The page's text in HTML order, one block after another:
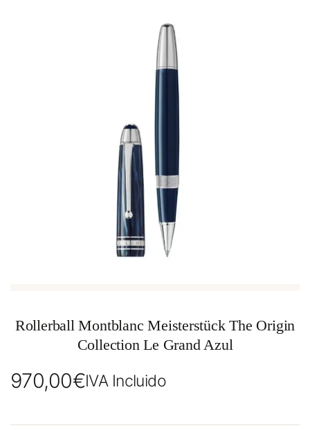
Rollerball Montblanc Meisterstück The Origin
Collection Le Grand Azul
970,00€IVA Incluido